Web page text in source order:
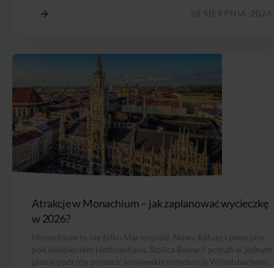
28 SIERPNIA 2024
Atrakcje w Monachium – jak zaplanować wycieczkę
w 2026?
Monachium to nie tylko Marienplatz, Nowy Ratusz i piwo pite
pod sklepieniem Hofbräuhaus. Stolica Bawarii potrafi w jednym
planie podróży zmieścić królewskie rezydencje Wittelsbachów,